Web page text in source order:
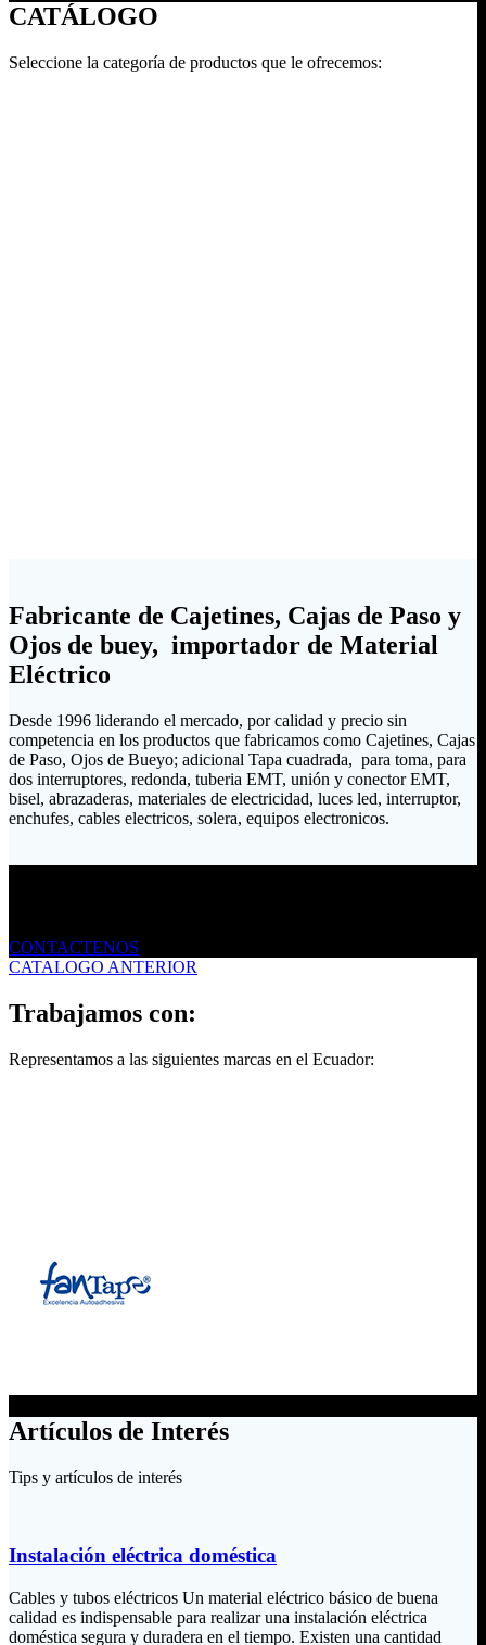
CATÁLOGO
Seleccione la categoría de productos que le ofrecemos:
Fabricante de Cajetines, Cajas de Paso y
Ojos de buey, importador de Material
Eléctrico
Desde 1996 liderando el mercado, por calidad y precio sin
competencia en los productos que fabricamos como Cajetines, Cajas
de Paso, Ojos de Bueyo; adicional Tapa cuadrada, para toma, para
dos interruptores, redonda, tuberia EMT, unión y conector EMT,
bisel, abrazaderas, materiales de electricidad, luces led, interruptor,
enchufes, cables electricos, solera, equipos electronicos.
CONTACTENOS
CATALOGO ANTERIOR
Trabajamos con:
Representamos a las siguientes marcas en el Ecuador:
Artículos de Interés
Tips y artículos de interés
Instalación eléctrica doméstica
Cables y tubos eléctricos Un material eléctrico básico de buena
calidad es indispensable para realizar una instalación eléctrica
doméstica segura y duradera en el tiempo. Existen una cantidad